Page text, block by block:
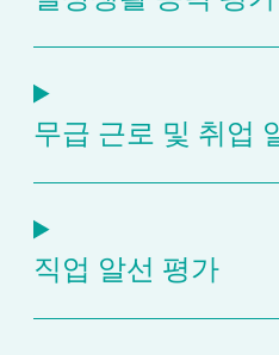
무급 근로 및 취업
직업 알선 평가